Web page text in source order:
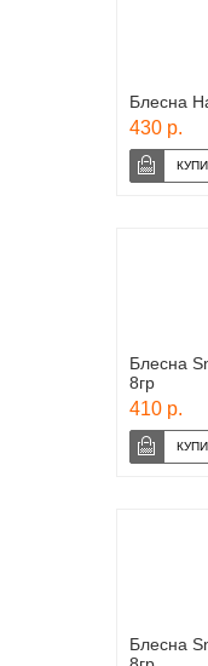
Блесна
430 р.
Блесна
8гр
410 р.
Блесна